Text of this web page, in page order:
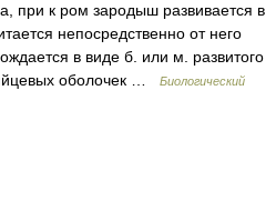
при к ром зародыш развивается в
непосредственно от него
в виде б. или м. развитого
оболочек …
Биологический